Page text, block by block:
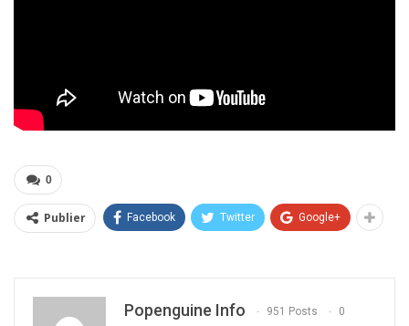
0
Publier Facebook Twitter Google+
Popenguine Info 951 Posts 0